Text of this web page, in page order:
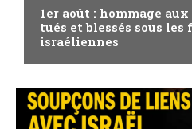
1er août : hommage
tués et blessés sous les
israéliennes